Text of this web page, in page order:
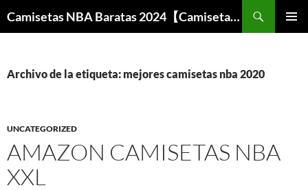
Camisetas NBA Baratas 2024【Camisetas Especiales Baloncesto】
Archivo de la etiqueta: mejores camisetas nba 2020
UNCATEGORIZED
AMAZON CAMISETAS NBA
XXL